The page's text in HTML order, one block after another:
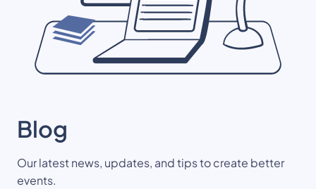
Blog
Our latest news, updates, and tips to create better
events.